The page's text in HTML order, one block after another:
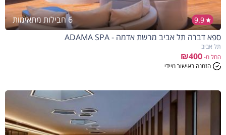
7%הנחה
בהזמנה להיום
9.9
6 חבילות מתאימות
ספא דברה תל אביב מרשת אדמה - ADAMA SPA
תל אביב
החל מ-₪400
הזמנה באישור מיידי